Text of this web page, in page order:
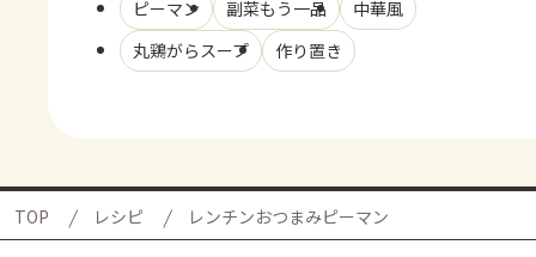
ピーマン
副菜もう一品
中華風
丸鶏がらスープ
作り置き
TOP レシピ レンチンおつまみピーマン